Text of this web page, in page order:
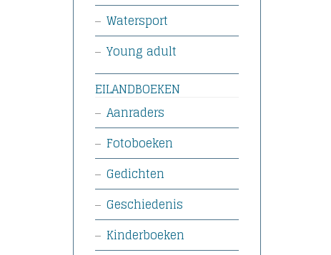
Watersport
Young adult
EILANDBOEKEN
Aanraders
Fotoboeken
Gedichten
Geschiedenis
Kinderboeken